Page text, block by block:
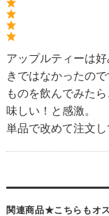
アップルティーは
きではなかったの
ものを飲んでみた
味しい！と感激。
単品で改めて注文し
関連商品★こちらもオ